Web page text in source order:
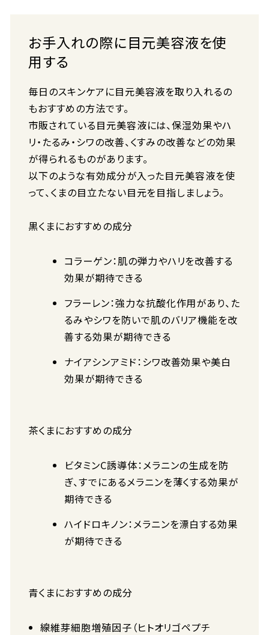
お手入れの際に目元美容液を使
用する
毎日のスキンケアに目元美容液を取り入れるの
もおすすめの方法です。
市販されている目元美容液には、保湿効果やハ
リ・たるみ・シワの改善、くすみの改善などの効果
が得られるものがあります。
以下のような有効成分が入った目元美容液を使
って、くまの目立たない目元を目指しましょう。
黒くまにおすすめの成分
コラーゲン：肌の弾力やハリを改善する
効果が期待できる
フラーレン：強力な抗酸化作用があり、た
るみやシワを防いで肌のバリア機能を改
善する効果が期待できる
ナイアシンアミド：シワ改善効果や美白
効果が期待できる
茶くまにおすすめの成分
ビタミンC誘導体：メラニンの生成を防
ぎ、すでにあるメラニンを薄くする効果が
期待できる
ハイドロキノン：メラニンを漂白する効果
が期待できる
青くまにおすすめの成分
線維芽細胞増殖因子（ヒトオリゴペプチ